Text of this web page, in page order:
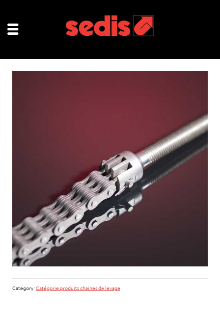
Category: Catégorie produits chaines de levage